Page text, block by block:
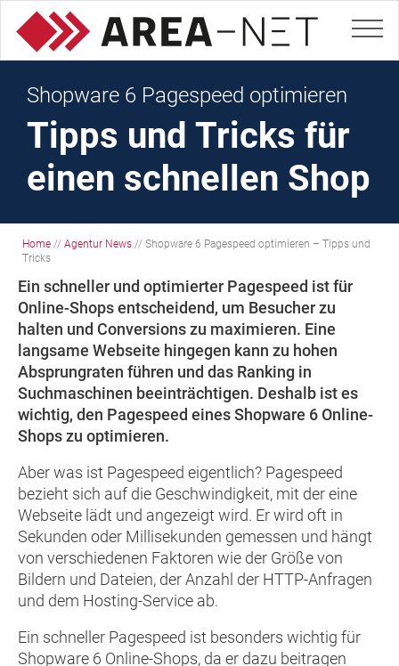
Shopware 6 Pagespeed optimieren
Tipps und Tricks für
einen schnellen Shop
Home // Agentur News // Shopware 6 Pagespeed optimieren – Tipps und
Tricks
Ein schneller und optimierter Pagespeed ist für
Online-Shops entscheidend, um Besucher zu
halten und Conversions zu maximieren. Eine
langsame Webseite hingegen kann zu hohen
Absprungraten führen und das Ranking in
Suchmaschinen beeinträchtigen. Deshalb ist es
wichtig, den Pagespeed eines Shopware 6 Online-
Shops zu optimieren.
Aber was ist Pagespeed eigentlich? Pagespeed
bezieht sich auf die Geschwindigkeit, mit der eine
Webseite lädt und angezeigt wird. Er wird oft in
Sekunden oder Millisekunden gemessen und hängt
von verschiedenen Faktoren wie der Größe von
Bildern und Dateien, der Anzahl der HTTP-Anfragen
und dem Hosting-Service ab.
Ein schneller Pagespeed ist besonders wichtig für
Shopware 6 Online-Shops, da er dazu beitragen